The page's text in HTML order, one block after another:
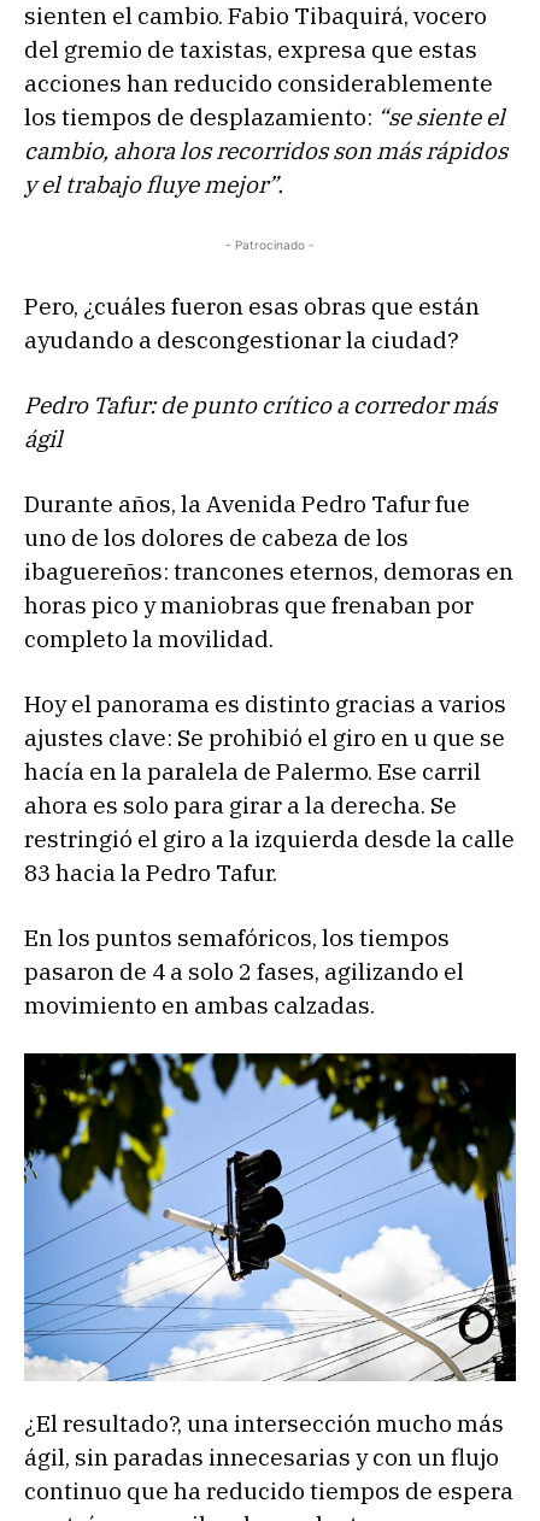
sienten el cambio. Fabio Tibaquirá, vocero
del gremio de taxistas, expresa que estas
acciones han reducido considerablemente
los tiempos de desplazamiento: “se siente el
cambio, ahora los recorridos son más rápidos
y el trabajo fluye mejor”.
- Patrocinado -
Pero, ¿cuáles fueron esas obras que están
ayudando a descongestionar la ciudad?
Pedro Tafur: de punto crítico a corredor más
ágil
Durante años, la Avenida Pedro Tafur fue
uno de los dolores de cabeza de los
ibaguereños: trancones eternos, demoras en
horas pico y maniobras que frenaban por
completo la movilidad.
Hoy el panorama es distinto gracias a varios
ajustes clave: Se prohibió el giro en u que se
hacía en la paralela de Palermo. Ese carril
ahora es solo para girar a la derecha. Se
restringió el giro a la izquierda desde la calle
83 hacia la Pedro Tafur.
En los puntos semafóricos, los tiempos
pasaron de 4 a solo 2 fases, agilizando el
movimiento en ambas calzadas.
¿El resultado?, una intersección mucho más
ágil, sin paradas innecesarias y con un flujo
continuo que ha reducido tiempos de espera